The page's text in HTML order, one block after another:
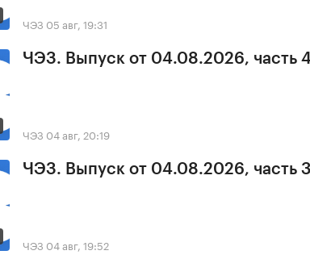
ЧЭЗ 05 авг, 19:31
ЧЭЗ. Выпуск от 04.08.2026, часть
ЧЭЗ 04 авг, 20:19
ЧЭЗ. Выпуск от 04.08.2026, часть
ЧЭЗ 04 авг, 19:52